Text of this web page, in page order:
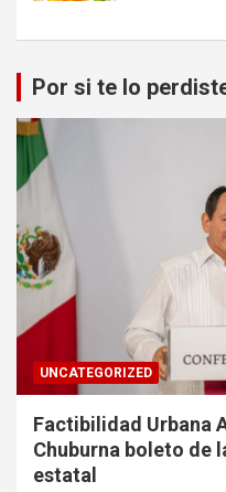
Por si te lo
UNCATEGORIZED
Factibilidad Urbana
Chuburna boleto de
estatal